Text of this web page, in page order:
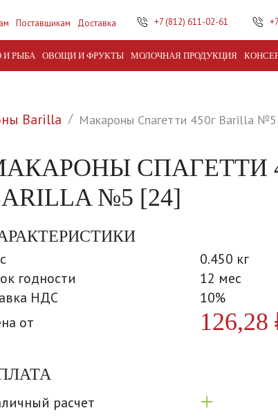
Поставщикам Доставка +7 (812) 611-02-61
РЫБА ОВОЩИ И ФРУКТЫ МОЛОЧНАЯ ПРОДУКЦИЯ
Barilla Макароны Спагетти 450г Barilla
СПАГЕТТИ
№5 [24]
0.450 кг
годности
12 мес
НДС
10%
от
126,28
расчет
+